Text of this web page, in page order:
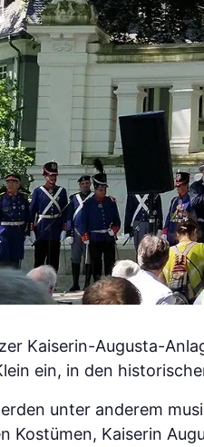
Kaiserin-Augusta-
ein, in den
unter anderem
Kostümen, Kaiserin